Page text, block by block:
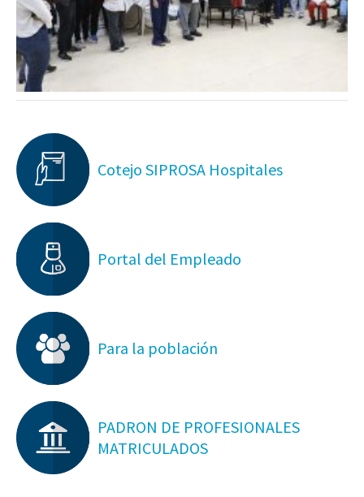
Cotejo SIPROSA Hospitales
Portal del Empleado
Para la población
PADRON DE PROFESIONALES
MATRICULADOS